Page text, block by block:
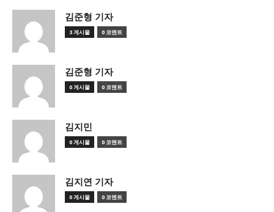
김준형 기자
3 게시물 0 코멘트
김준형 기자
0 게시물 0 코멘트
김지민
0 게시물 0 코멘트
김지연 기자
0 게시물 0 코멘트